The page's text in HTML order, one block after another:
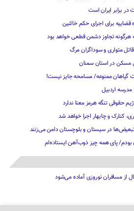
قضاییه برای اجرای حکم خائنین
تجاوز دشمن قطعی خواهد بود
متواری و سوداگران مرگ
گیاهان ممنوعه/ مسامحه جایز نیست!
حقوقی تنگه هرمز معنا ندارد
کنارک و چابهار اجرا خواهد شد‌
در سیستان و بلوچستان دامن می‌زنند
پای همه چیز ذوب‌آهن ایستاده‌ام
از مسافران نوروزی آماده می‌شود